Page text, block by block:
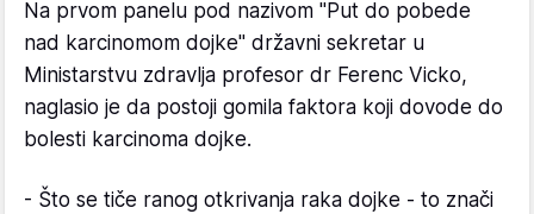
Na prvom panelu pod nazivom "Put do pobede
nad karcinomom dojke" državni sekretar u
Ministarstvu zdravlja profesor dr Ferenc Vicko,
naglasio je da postoji gomila faktora koji dovode do
bolesti karcinoma dojke.
- Što se tiče ranog otkrivanja raka dojke - to znači